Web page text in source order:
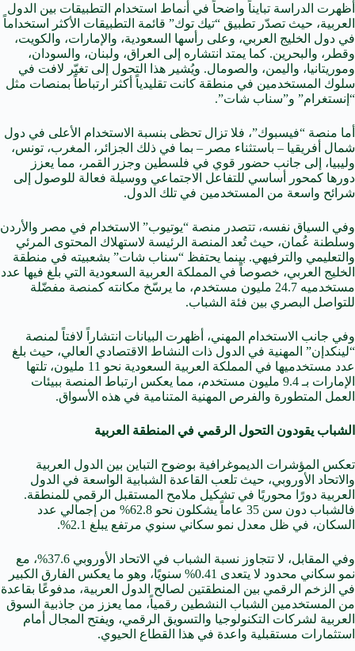
أظهرت الدراسة تبايناً واضحاً في أنماط استخدام التطبيقات بين الدول
العربية، حيث تصدّر تطبيق “تيك توك” قائمة التطبيقات الأكثر استخداماً
في دول الخليج العربي، وعلى رأسها السعودية، والإمارات، والكويت،
وقطر، والبحرين. كما يمتد انتشاره إلى العراق، ولبنان، والسودان،
وموريتانيا، واليمن، والصومال. ويُشير هذا التحول إلى تغيّر لافت في
سلوك المستخدمين في منطقة كانت تقليدياً أكثر ارتباطاً بمنصات مثل
“إنستغرام” و”سناب شات”.
أما منصة “فيسبوك”، فلا تزال تحظى بنسبة الاستخدام الأعلى في دول
شمال أفريقيا – باستثناء مصر – بما في ذلك الجزائر، المغرب، تونس،
وليبيا، إلى جانب حضور قوي في فلسطين وجزر القمر، مما يعزز
دورها كمحور أساسي للتفاعل الاجتماعي ووسيلة فعالة للوصول إلى
شرائح واسعة من المستخدمين في تلك الدول.
وفي السياق نفسه، تتصدر منصة “يوتيوب” الاستخدام في مصر والأردن
وسلطنة عُمان، حيث تُعد المنصة الرئيسة لاستهلاك المحتوى المرئي
والتعليمي والترفيهي. بينما يحتفظ “سناب شات” بشعبيته في منطقة
الخليج العربي، خصوصاً في المملكة العربية السعودية التي بلغ فيها عدد
مستخدميه 24.7 مليون مستخدم، ما يرسّخ مكانته كمنصة مفضّلة
للتواصل البصري بين فئة الشباب.
وفي جانب الاستخدام المهني، أظهرت البيانات انتشاراً لافتاً لمنصة
“لينكدإن” المهنية في الدول ذات النشاط الاقتصادي العالي، حيث بلغ
عدد مستخدميها في المملكة العربية السعودية نحو 11 مليون، تلتها
الإمارات بـ 9.4 مليون مستخدم، مما يعكس ارتباط المنصة ببيئات
العمل المتطورة والفرص المهنية المتنامية في هذه الأسواق.
الشباب يقودون التحول الرقمي في المنطقة العربية
تعكس المؤشرات الديموغرافية بوضوح التباين بين الدول العربية
والاتحاد الأوروبي، حيث تلعب القاعدة الشبابية الواسعة في الدول
العربية دورًا محوريًا في تشكيل ملامح المستقبل الرقمي للمنطقة.
فالشباب دون سن 35 عاماً يشكلون نحو 62.8% من إجمالي عدد
السكان، في ظل معدل نمو سكاني سنوي مرتفع يبلغ 2.1%.
وفي المقابل، لا تتجاوز نسبة الشباب في الاتحاد الأوروبي 37.6%، مع
نمو سكاني محدود لا يتعدى 0.41% سنويًا، وهو ما يعكس الفارق الكبير
في الزخم الرقمي بين المنطقتين لصالح الدول العربية، مدفوعًا بقاعدة
من المستخدمين الشباب النشطين رقمياً، مما يعزز من جاذبية السوق
العربية لشركات التكنولوجيا والتسويق الرقمي، ويفتح المجال أمام
استثمارات مستقبلية واعدة في هذا القطاع الحيوي.